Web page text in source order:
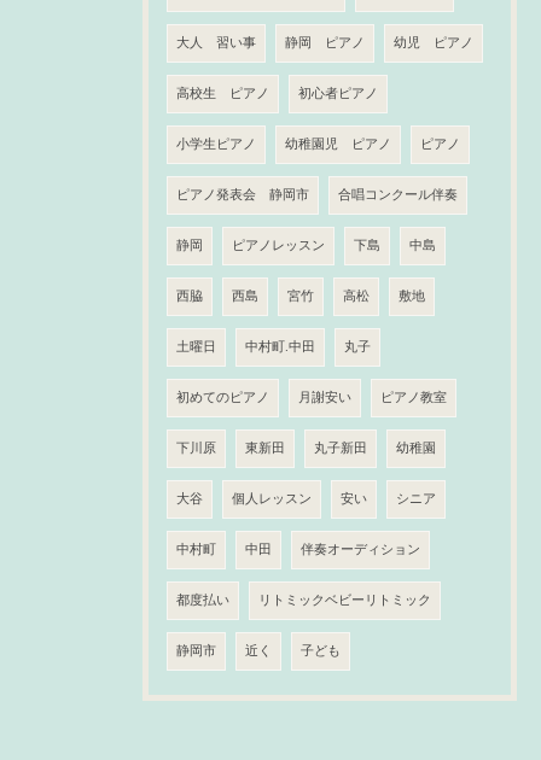
大人 習い事 静岡 ピアノ 幼児 ピアノ
高校生 ピアノ 初心者ピアノ
小学生ピアノ 幼稚園児 ピアノ ピアノ
ピアノ発表会 静岡市 合唱コンクール伴奏
静岡 ピアノレッスン 下島 中島
西脇 西島 宮竹 高松 敷地
土曜日 中村町.中田 丸子
初めてのピアノ 月謝安い ピアノ教室
下川原 東新田 丸子新田 幼稚園
大谷 個人レッスン 安い シニア
中村町 中田 伴奏オーディション
都度払い リトミックベビーリトミック
静岡市 近く 子ども